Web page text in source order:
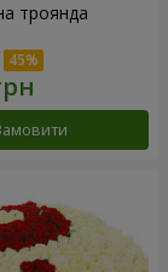
троянда